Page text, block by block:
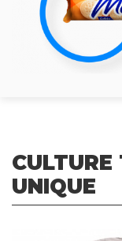
UNIQUE